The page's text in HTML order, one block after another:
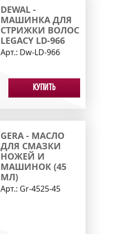
DEWAL -
МАШИНКА ДЛЯ
СТРИЖКИ ВОЛОС
LEGACY LD-966
Арт.: Dw-LD-966
Купить
GERA - МАСЛО
ДЛЯ СМАЗКИ
НОЖЕЙ И
МАШИНОК (45
МЛ)
Арт.: Gr-4525-45